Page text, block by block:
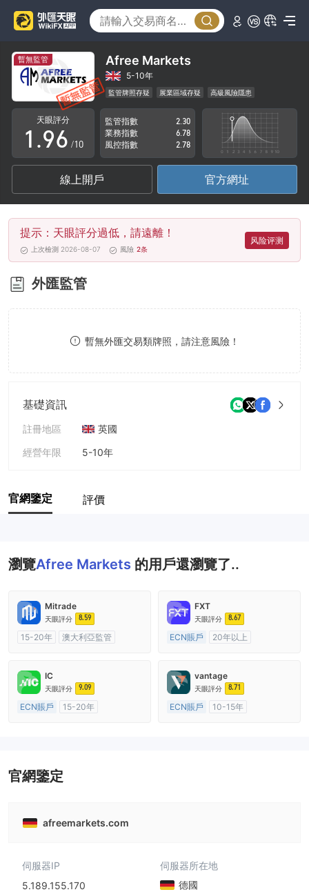
暫無監管 Afree Markets
5-10年
監管牌照存疑 展業區域存疑 高級風險隱患
天眼評分
0
1
2
3
4
5
6
7
.
5
6
7
8
9
2
3
4
5
6
7
8
9
/10
監管指數
2.30
業務指數
6.78
風控指數
2.78
線上開戶 官方網址
提示：天眼評分過低，請遠離！
上次檢測 2026-08-07 風險 2条
风险评测
外匯監管
暫無外匯交易類牌照，請注意風險！
基礎資訊
註冊地區
英國
經營年限
5-10年
官網鑒定 評價
瀏覽Afree Markets 的用戶還瀏覽了..
Mitrade
天眼評分 8.59
15-20年
澳大利亞監管
FXT
天眼評分 8.67
ECN賬戶
20年以上
主標MT4
IC
天眼評分 9.09
ECN賬戶
15-20年
vantage
天眼評分 8.71
ECN賬戶
10-15年
官網鑒定
afreemarkets.com
伺服器IP
5.189.155.170
伺服器所在地
德國